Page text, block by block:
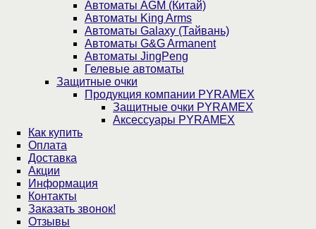
Автоматы AGM (Китай)
Автоматы King Arms
Автоматы Galaxy (Тайвань)
Автоматы G&G Armanent
Автоматы JingPeng
Гелевые автоматы
Защитные очки
Продукция компании PYRAMEX
Защитные очки PYRAMEX
Аксессуары PYRAMEX
Как купить
Оплата
Доставка
Акции
Информация
Контакты
Заказать звонок!
Отзывы